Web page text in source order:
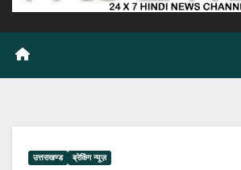
उत्तराखण्ड ब्रेकिंग न्यूज़